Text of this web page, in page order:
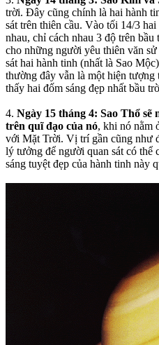
trời. Đây cũng chính là hai hành
sát trên thiên cầu. Vào tối 14/3
nhau, chỉ cách nhau 3 độ trên
cho những người yêu thiên văn
sát hai hành tinh (nhất là Sao
thường đây vẫn là một hiện
thấy hai đốm sáng đẹp nhất bầu
4. Ngày 15 tháng 4: Sao Thổ
trên quĩ đạo của nó, khi nó nằm
với Mặt Trời. Vị trí gần cũng như
lý tưởng để người quan sát có thể
sáng tuyệt đẹp của hành tinh này